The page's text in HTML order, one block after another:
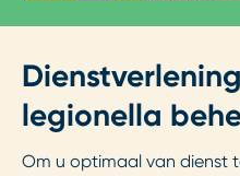
legionella
Om u optimaal van dienst